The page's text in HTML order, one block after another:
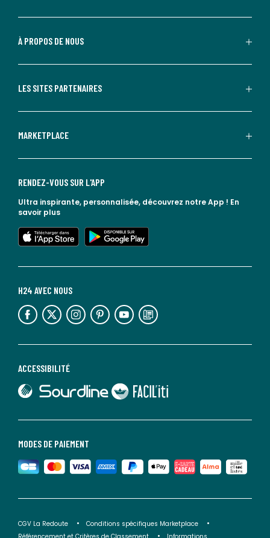
À PROPOS DE NOUS
LES SITES PARTENAIRES
MARKETPLACE
MODES DE PAIEMENT
ACCESSIBILITÉ
lien vers Sourdline
lien vers Faciliti
H24 AVEC NOUS
lien vers l'espace réseaux sociaux lien vers l'espace réseaux sociaux lien vers l'espace réseaux sociaux lien vers l'espace réseaux sociaux lien vers l'espace réseaux sociaux lien vers le blog la redoute
RENDEZ-VOUS SUR L'APP
Ultra inspirante, personnalisée, découvrez notre App ! En
savoir plus
lien vers l'app store
lien vers google play
CGV La Redoute
Conditions spécifiques Marketplace